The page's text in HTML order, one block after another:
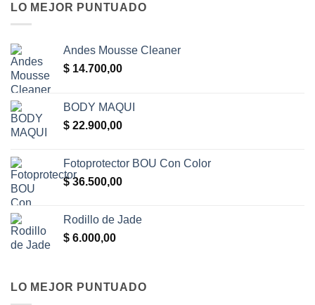
LO MEJOR PUNTUADO
Andes Mousse Cleaner
$ 14.700,00
BODY MAQUI
$ 22.900,00
Fotoprotector BOU Con Color
$36.500,00
Rodillo de Jade
$ 6.000,00
LO MEJOR PUNTUADO